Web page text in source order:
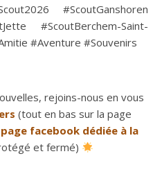
#ScoutGanshoren
#ScoutBerchem-Saint-
#Aventure #Souvenirs
rejoins-nous en vous
(tout en bas sur la page
facebook dédiée à la
et fermé)